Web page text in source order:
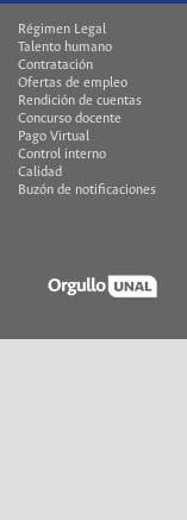
Régimen Legal
Talento humano
Contratación
Ofertas de empleo
Rendición de cuentas
Concurso docente
Pago Virtual
Control interno
Calidad
Buzón de notificaciones